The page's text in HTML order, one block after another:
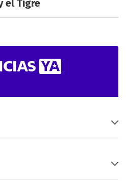
el Tigre